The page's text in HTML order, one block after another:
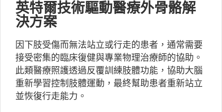
英特爾技術驅動醫療外骨骼解
決方案
因下肢受傷而無法站立或行走的患者，通常需要
接受密集的臨床復健與專業物理治療師的協助。
此類醫療照護透過反覆訓練肢體功能，協助大腦
重新學習控制肢體運動，最終幫助患者重新站立
並恢復行走能力。